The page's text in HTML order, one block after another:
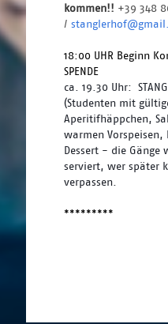
kommen!! +39 348
/
18:00 UHR Beginn
SPENDE
ca. 19.30 Uhr:
(Studenten mit
Aperitifhäppchen,
warmen Vorspeisen,
Dessert - die Gänge
serviert, wer später
verpassen.
*********